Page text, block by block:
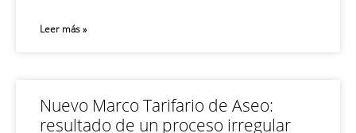
Leer más »
Nuevo Marco Tarifario de Aseo:
resultado de un proceso irregular